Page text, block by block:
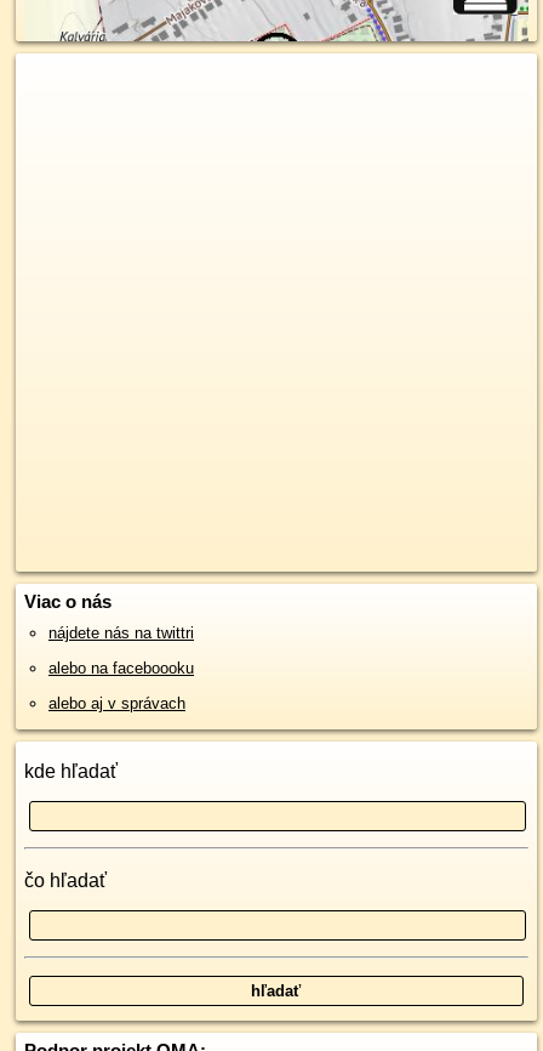
Viac o nás
nájdete nás na twittri
alebo na faceboooku
alebo aj v správach
kde hľadať
čo hľadať